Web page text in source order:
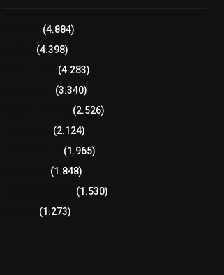
(4.884)
(4.398)
(4.283)
(3.340)
(2.526)
(2.124)
(1.965)
(1.848)
(1.530)
(1.273)